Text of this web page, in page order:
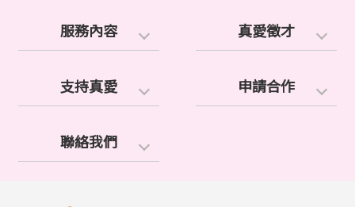
服務內容 真愛徵才
支持真愛 申請合作
聯絡我們